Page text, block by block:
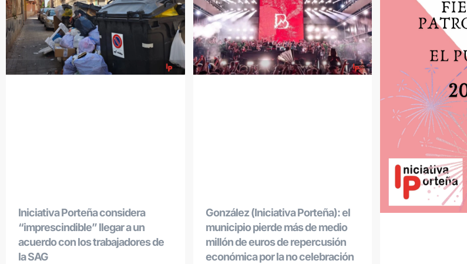
Iniciativa Porteña considera
“imprescindible” llegar a un
acuerdo con los trabajadores de
la SAG
González (Iniciativa Porteña): el
municipio pierde más de medio
millón de euros de repercusión
económica por la no celebración